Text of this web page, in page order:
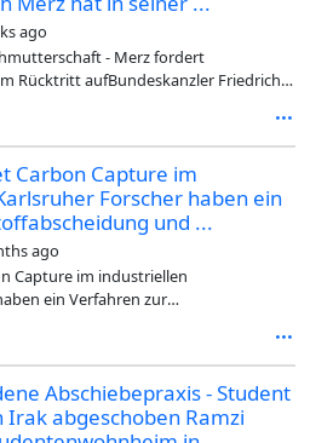
ago
- Merz fordert
Rücktritt aufBundeskanzler Friedrich
Spahn zum Rücktritt aufgefordert.
Agentur aus dem Umfeld des
Spahn war unter Druck geraten,
Leihmutter in den USA in
das der schMerz auch mal
hätte ich nicht erwartet.
Druck zu groß.#News
#Deutschland @dach
Carbon Capture im
Forscher haben ein
und ...
ago
Capture im industriellen
ein Verfahren zur
Konzentration von
hat den höchsten Stand seit Beginn
den Klimawandel aufzuhalten, muss
entnommen werden. Ein Team des
(KIT) hat eine mögliche Lösung
Abschiebepraxis - Student
abgeschoben Ramzi